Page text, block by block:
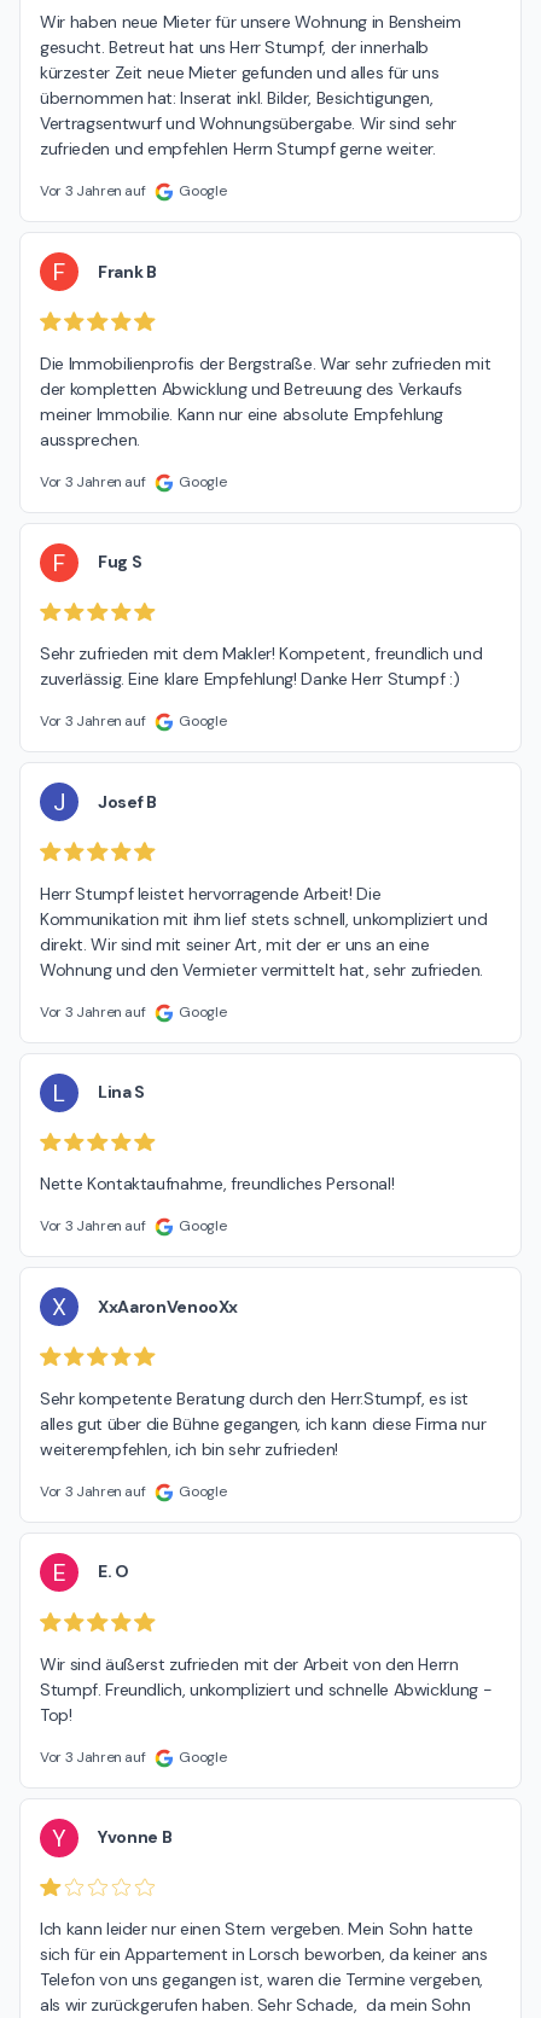
Wir haben neue Mieter für unsere Wohnung in Bensheim
gesucht. Betreut hat uns Herr Stumpf, der innerhalb
kürzester Zeit neue Mieter gefunden und alles für uns
übernommen hat: Inserat inkl. Bilder, Besichtigungen,
Vertragsentwurf und Wohnungsübergabe. Wir sind sehr
zufrieden und empfehlen Herrn Stumpf gerne weiter.
Vor 3 Jahren auf Google
F Frank B
Die Immobilienprofis der Bergstraße. War sehr zufrieden mit
der kompletten Abwicklung und Betreuung des Verkaufs
meiner Immobilie. Kann nur eine absolute Empfehlung
aussprechen.
Vor 3 Jahren auf Google
F Fug S
Sehr zufrieden mit dem Makler! Kompetent, freundlich und
zuverlässig. Eine klare Empfehlung! Danke Herr Stumpf :)
Vor 3 Jahren auf Google
J Josef B
Herr Stumpf leistet hervorragende Arbeit! Die
Kommunikation mit ihm lief stets schnell, unkompliziert und
direkt. Wir sind mit seiner Art, mit der er uns an eine
Wohnung und den Vermieter vermittelt hat, sehr zufrieden.
Vor 3 Jahren auf Google
L Lina S
Nette Kontaktaufnahme, freundliches Personal!
Vor 3 Jahren auf Google
X XxAaronVenooXx
Sehr kompetente Beratung durch den Herr.Stumpf, es ist
alles gut über die Bühne gegangen, ich kann diese Firma nur
weiterempfehlen, ich bin sehr zufrieden!
Vor 3 Jahren auf Google
E E. O
Wir sind äußerst zufrieden mit der Arbeit von den Herrn
Stumpf. Freundlich, unkompliziert und schnelle Abwicklung -
Top!
Vor 3 Jahren auf Google
Y Yvonne B
Ich kann leider nur einen Stern vergeben. Mein Sohn hatte
sich für ein Appartement in Lorsch beworben, da keiner ans
Telefon von uns gegangen ist, waren die Termine vergeben,
als wir zurückgerufen haben. Sehr Schade,  da mein Sohn